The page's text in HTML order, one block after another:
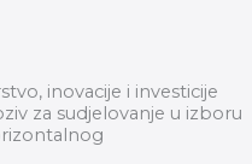
inovacije i investicije
za sudjelovanje u izboru